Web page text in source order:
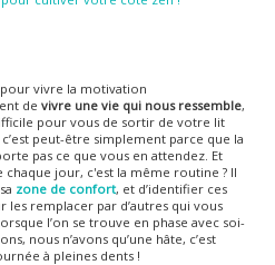
pour vivre la motivation
de vivre une vie qui nous ressemble,
pour vous de sortir de votre lit
peut-être simplement parce que la
pas ce que vous en attendez. Et
jour, c'est la même routine ? Il
zone de confort, et d’identifier ces
remplacer par d’autres qui vous
l’on se trouve en phase avec soi-
nous n’avons qu’une hâte, c’est
à pleines dents !